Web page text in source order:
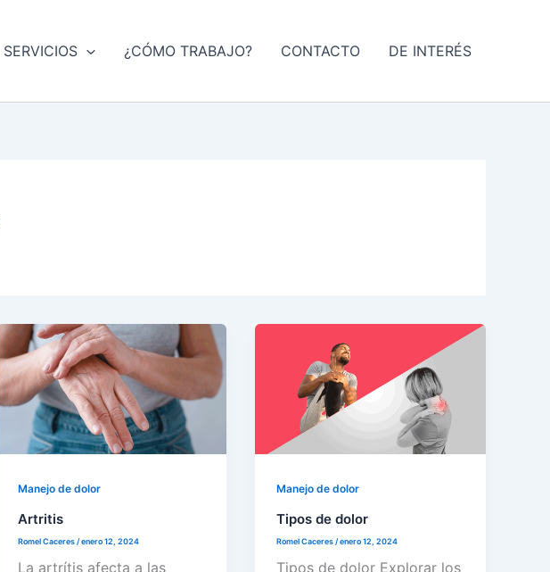
SERVICIOS ¿CÓMO TRABAJO? CONTACTO DE INTERÉS
Manejo de dolor
Artritis
Romel Caceres/enero 12, 2024
La artrítis afecta a las
Manejo de dolor
Tipos de dolor
Romel Caceres/enero 12, 2024
Tipos de dolor Explorar los